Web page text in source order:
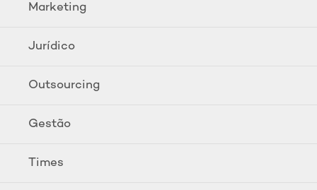
Marketing
Jurídico
Outsourcing
Gestão
Times